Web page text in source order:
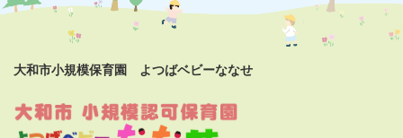
大和市小規模保育園 よつばベビーななせ